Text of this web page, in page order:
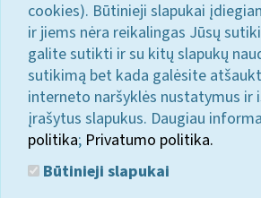
cookies). Būtinieji slapukai
ir jiems nėra reikalingas Jūsų
galite sutikti ir su kitų slapukų
sutikimą bet kada galėsite
interneto naršyklės nustatymus ir
įrašytus slapukus. Daugiau
politika; Privatumo politika.
Būtinieji slapukai